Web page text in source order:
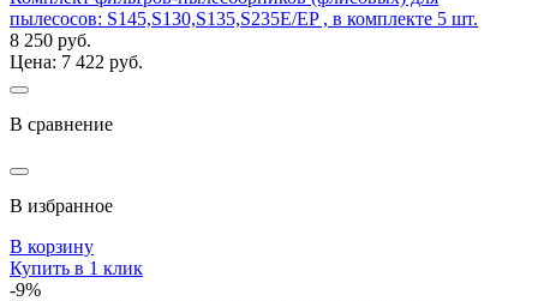
пылесосов: S145,S130,S135,S235E/EP , в комплекте 5 шт.
8 250 руб.
Цена: 7 422 руб.
В сравнение
В избранное
В корзину
Купить в 1 клик
-9%